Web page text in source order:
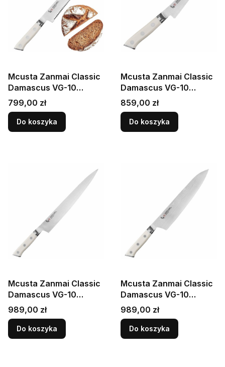
Mcusta Zanmai Classic
Damascus VG-10
Corian Japoński Nóż Do
Pieczywa 23cm
Cena
799,00 zł
Do koszyka
Mcusta Zanmai Classic
Damascus VG-10
Corian Japoński Nóż Do
Wykrawania 16,5cm
Cena
859,00 zł
Do koszyka
Mcusta Zanmai Classic
Damascus VG-10
Corian Japoński Nóż
Sujihiki 24cm
Cena
989,00 zł
Do koszyka
Mcusta Zanmai Classic
Damascus VG-10
Corian Japoński Nóż
Szefa Kuchni 24cm
Cena
989,00 zł
Do koszyka